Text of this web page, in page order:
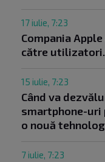
17 iulie, 7:23
Compania
către utilizatori.
15 iulie, 7:23
Când va
smartphone-uri
o nouă
7 iulie, 7:23